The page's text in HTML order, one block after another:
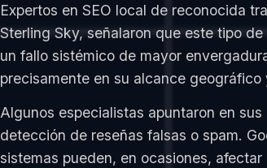
Expertos en SEO local de reconocida
Sterling Sky, señalaron que este tipo
un fallo sistémico de mayor
precisamente en su alcance
Algunos especialistas apuntaron en
detección de reseñas falsas o spam.
sistemas pueden, en ocasiones,